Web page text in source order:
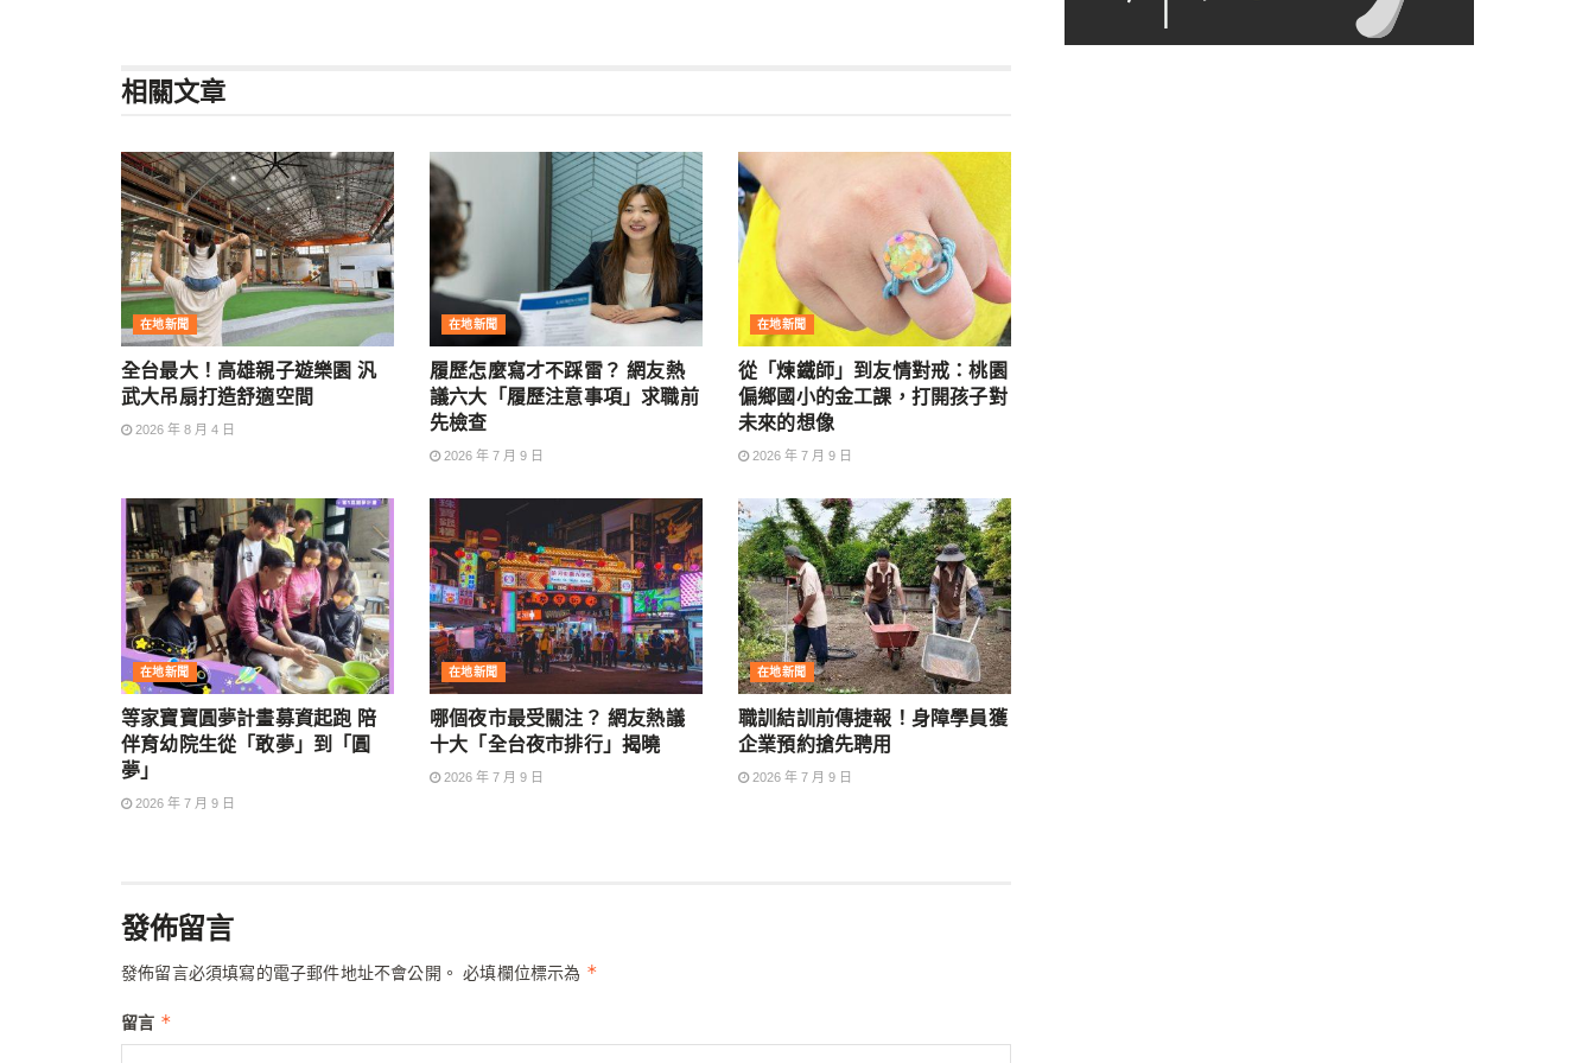
相關文章
在地新聞
全台最大！高雄親子遊樂園 汎
武大吊扇打造舒適空間
2026 年 8 月 4 日
在地新聞
履歷怎麼寫才不踩雷？ 網友熱
議六大「履歷注意事項」求職前
先檢查
2026 年 7 月 9 日
在地新聞
從「煉鐵師」到友情對戒：桃園
偏鄉國小的金工課，打開孩子對
未來的想像
2026 年 7 月 9 日
在地新聞
等家寶寶圓夢計畫募資起跑 陪
伴育幼院生從「敢夢」到「圓
夢」
2026 年 7 月 9 日
在地新聞
哪個夜市最受關注？ 網友熱議
十大「全台夜市排行」揭曉
2026 年 7 月 9 日
在地新聞
職訓結訓前傳捷報！身障學員獲
企業預約搶先聘用
2026 年 7 月 9 日
發佈留言
發佈留言必須填寫的電子郵件地址不會公開。 必填欄位標示為 *
留言 *